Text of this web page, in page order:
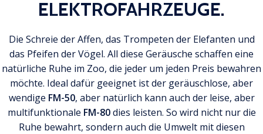
ELEKTROFAHRZEUGE.
Die Schreie der Affen, das Trompeten der Elefanten und
das Pfeifen der Vögel. All diese Geräusche schaffen eine
natürliche Ruhe im Zoo, die jeder um jeden Preis bewahren
möchte. Ideal dafür geeignet ist der geräuschlose, aber
wendige FM-50, aber natürlich kann auch der leise, aber
multifunktionale FM-80dies leisten. So wird nicht nur die
Ruhe bewahrt, sondern auch die Umwelt mit diesen